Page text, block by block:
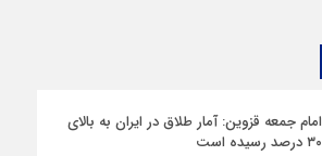
امام جمعه قزوین: آمار طلاق در ایران به بالای
۳۰ درصد رسیده است